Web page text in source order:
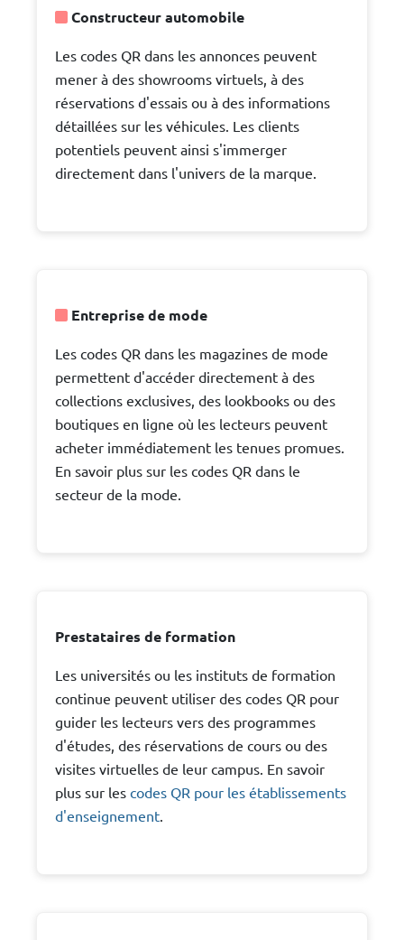
Prestataires de formation
Les universités ou les instituts de formation
continue peuvent utiliser des codes QR pour
guider les lecteurs vers des programmes
d'études, des réservations de cours ou des
visites virtuelles de leur campus. En savoir
plus sur les codes QR pour les établissements
d'enseignement
Entreprise de mode
Les codes QR dans les magazines de mode
permettent d'accéder directement à des
collections exclusives, des lookbooks ou des
boutiques en ligne où les lecteurs peuvent
acheter immédiatement les tenues promues.
En savoir plus sur les codes QR dans le
secteur de la mode.
Constructeur automobile
Les codes QR dans les annonces peuvent
mener à des showrooms virtuels, à des
réservations d'essais ou à des informations
détaillées sur les véhicules. Les clients
potentiels peuvent ainsi s'immerger
directement dans l'univers de la marque.